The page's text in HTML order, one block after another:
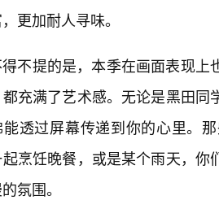
更加耐人寻味。
不提的是，本季在画面表现
充满了艺术感。无论是黑田
透过屏幕传递到你的心里。
烹饪晚餐，或是某个雨天，
氛围。